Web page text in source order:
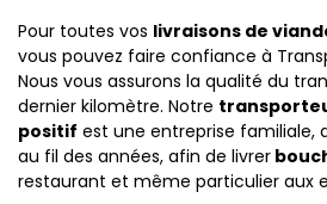
Pour toutes vos livraisons de
vous pouvez faire confiance à
Nous vous assurons la qualité du
dernier kilomètre. Notre
positif est une entreprise familiale,
au fil des années, afin de livrer
restaurant et même particulier aux